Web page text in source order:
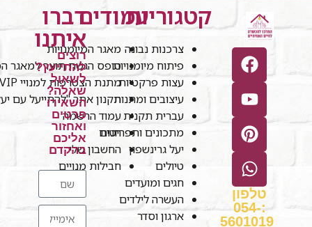
טלפון
:054-
5601019
קטגוריות
צרכנות נבונה
פיתוח מיומנויות
עצות פרקטיות
עיצובים ומתנות
עברית תקנית
מתכונים ותפריטים
יעל גרינשפון
טיולים
חגים ומועדים
העשרה לילדים
ארגון וסדר
עמודים
מאגר המיומנויות
טופס הגשת תוצר למאגר
מתנת הצטרפות למנויי VIP
תקנון אתר "להתייעל עם
עמוד הרשמה
חנות
החשבון שלי
חבילות מנויים
דברו
איתנו
רוצים
להתייעץ?
לשאול
שאלה?
השאירו
פרטים
ואחזור
אליכם
בהקדם